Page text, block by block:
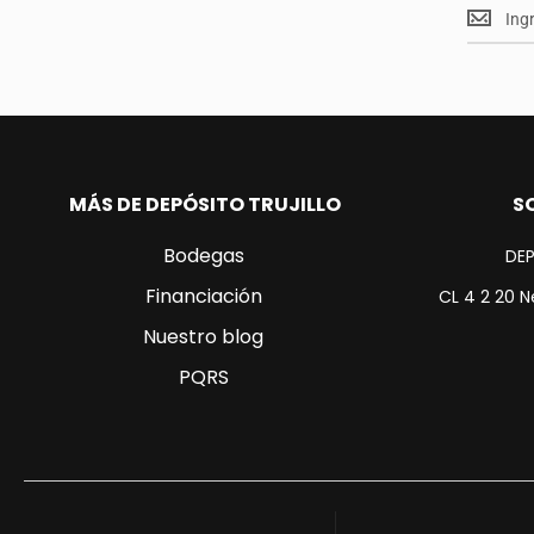
Mantente
<br>
MÁS DE DEPÓSITO TRUJILLO
Bodegas
Financiación
Nuestro blog
PQRS
CL 4 2 20